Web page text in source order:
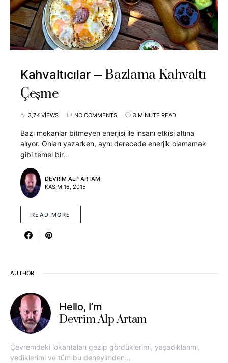
Kahvaltıcılar
Bazlama Kahvaltı
Çeşme
3,7K VIEWS NO COMMENTS 3 MINUTE READ
Bazı mekanlar bitmeyen enerjisi ile insanı etkisi altına
alıyor. Onları yazarken, aynı derecede enerjik olamamak
gibi temel bir…
DEVRIM ALP ARTAM
KASIM 16, 2015
READ MORE
AUTHOR
Hello, I’m
Devrim Alp Artam
Çevremdeki lokantaları gezip gördüklerimi, yaşadıklarımı,
yediklerimi ve tüm bu deneyimden…